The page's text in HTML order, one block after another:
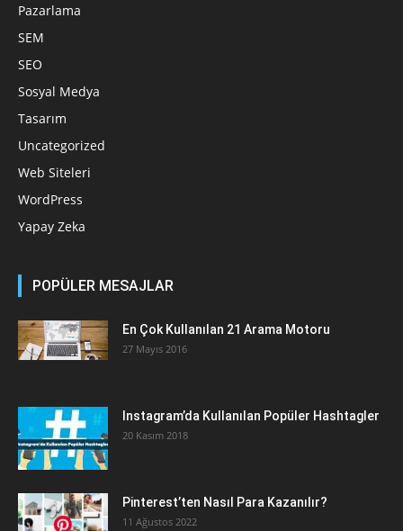
Pazarlama
SEM
SEO
Sosyal Medya
Tasarım
Uncategorized
Web Siteleri
WordPress
Yapay Zeka
POPÜLER MESAJLAR
En Çok Kullanılan 21 Arama Motoru
27 Mayıs 2016
Instagram’da Kullanılan Popüler Hashtagler
20 Kasım 2018
Pinterest’ten Nasıl Para Kazanılır?
11 Ağustos 2022